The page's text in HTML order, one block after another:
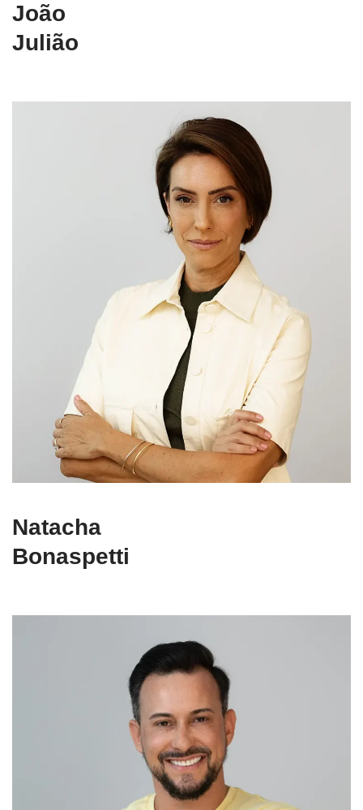
João
Julião
Natacha
Bonaspetti